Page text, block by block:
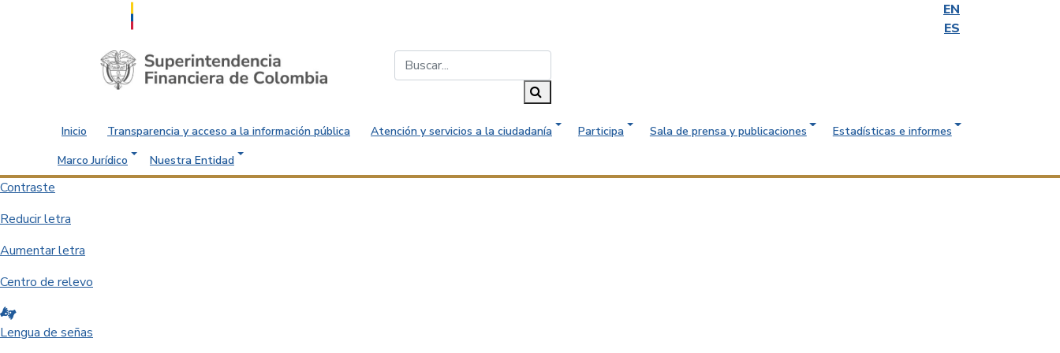
EN
ES
Saltar al contenido principal
Inicio Transparencia y acceso a la información pública Atención y servicios a la ciudadanía Participa Sala de prensa y publicaciones
Estadísticas e informes
Marco Jurídico
Nuestra Entidad
Contraste
Reducir letra
Aumentar letra
Centro de relevo
Lengua de señas